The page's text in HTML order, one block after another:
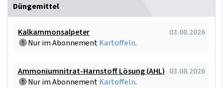
Düngemittel
Kalkammonsalpeter
03.08.2026
Nur im AbonnementKartoffeln.
Ammoniumnitrat-Harnstoff Lösung (AHL) 03.08.2026
Nur im AbonnementKartoffeln.